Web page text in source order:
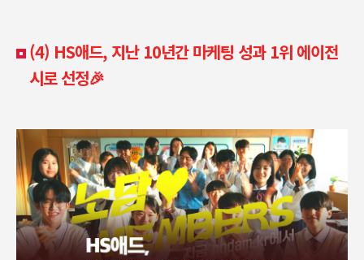
(4) HS애드, 지난 10년간 마케팅 성과 1위 에이전
시로 선정🎉